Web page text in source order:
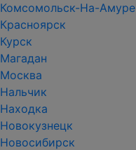
Комсомольск-На-Амуре
Красноярск
Курск
Магадан
Москва
Нальчик
Находка
Новокузнецк
Новосибирск